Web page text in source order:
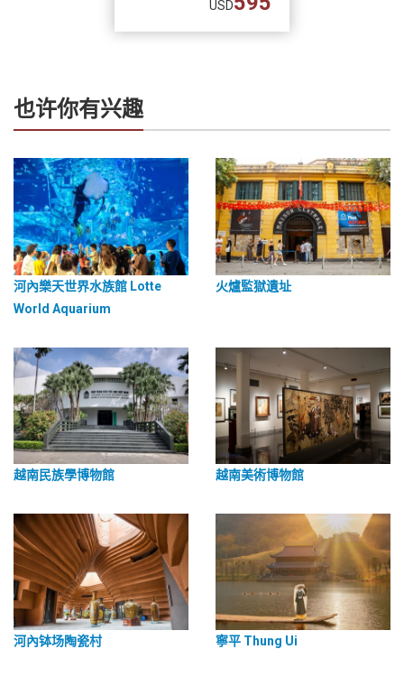
USD
也许你有兴趣
河內樂天世界水族館 Lotte
World Aquarium
火爐監獄遺址
越南民族學博物館 越南美術博物館
河內钵场陶瓷村 寧平 Thung Ui